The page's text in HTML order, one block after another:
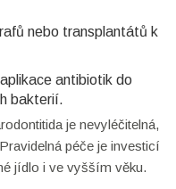
nebo transplantátů k
antibiotik do
bakterií.
je nevyléčitelná,
péče je investicí
jídlo i ve vyšším věku.